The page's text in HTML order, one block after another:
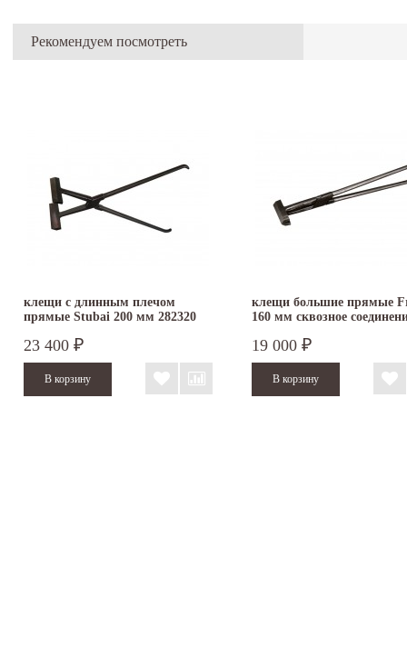
Рекомендуем посмотреть
клещи с длинным плечом
прямые Stubai 200 мм 282320
23 400 ₽
клещи большие прямые
160 мм сквозное
19 000 ₽